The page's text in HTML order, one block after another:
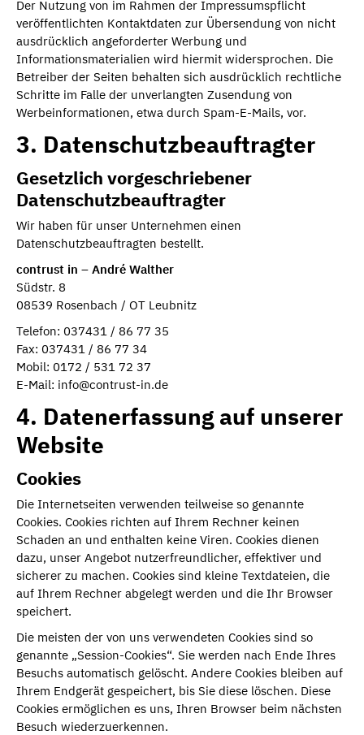
Der Nutzung von im Rahmen der Impressumspflicht
veröffentlichten Kontaktdaten zur Übersendung von nicht
ausdrücklich angeforderter Werbung und
Informationsmaterialien wird hiermit widersprochen. Die
Betreiber der Seiten behalten sich ausdrücklich rechtliche
Schritte im Falle der unverlangten Zusendung von
Werbeinformationen, etwa durch Spam-E-Mails, vor.
3. Datenschutzbeauftragter
Gesetzlich vorgeschriebener
Datenschutzbeauftragter
Wir haben für unser Unternehmen einen
Datenschutzbeauftragten bestellt.
contrust in – André Walther
Südstr. 8
08539 Rosenbach / OT Leubnitz
Telefon: 037431 / 86 77 35
Fax: 037431 / 86 77 34
Mobil: 0172 / 531 72 37
E-Mail: info@contrust-in.de
4. Datenerfassung auf unserer
Website
Cookies
Die Internetseiten verwenden teilweise so genannte
Cookies. Cookies richten auf Ihrem Rechner keinen
Schaden an und enthalten keine Viren. Cookies dienen
dazu, unser Angebot nutzerfreundlicher, effektiver und
sicherer zu machen. Cookies sind kleine Textdateien, die
auf Ihrem Rechner abgelegt werden und die Ihr Browser
speichert.
Die meisten der von uns verwendeten Cookies sind so
genannte „Session-Cookies“. Sie werden nach Ende Ihres
Besuchs automatisch gelöscht. Andere Cookies bleiben auf
Ihrem Endgerät gespeichert, bis Sie diese löschen. Diese
Cookies ermöglichen es uns, Ihren Browser beim nächsten
Besuch wiederzuerkennen.